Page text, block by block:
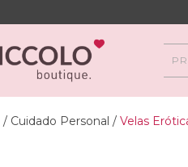
/ Cuidado Personal / Velas